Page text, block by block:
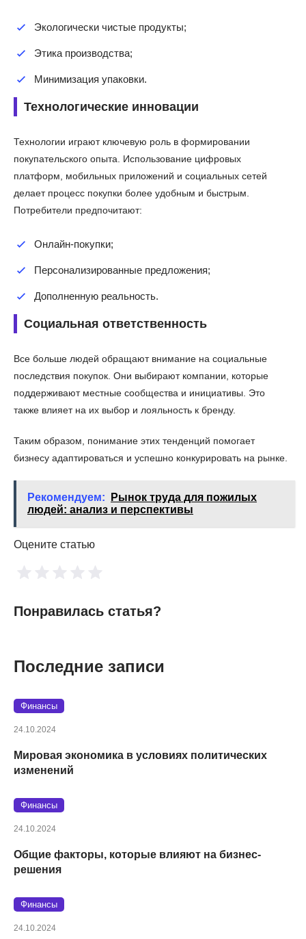
Экологически чистые продукты;
Этика производства;
Минимизация упаковки.
Технологические инновации
Технологии играют ключевую роль в формировании
покупательского опыта. Использование цифровых
платформ, мобильных приложений и социальных сетей
делает процесс покупки более удобным и быстрым.
Потребители предпочитают:
Онлайн-покупки;
Персонализированные предложения;
Дополненную реальность.
Социальная ответственность
Все больше людей обращают внимание на социальные
последствия покупок. Они выбирают компании, которые
поддерживают местные сообщества и инициативы. Это
также влияет на их выбор и лояльность к бренду.
Таким образом, понимание этих тенденций помогает
бизнесу адаптироваться и успешно конкурировать на рынке.
Рекомендуем:
Рынок труда для пожилых
людей: анализ и перспективы
Оцените статью
Понравилась статья?
Последние записи
Финансы
24.10.2024
Мировая экономика в условиях политических
изменений
Финансы
24.10.2024
Общие факторы, которые влияют на бизнес-
решения
Финансы
24.10.2024